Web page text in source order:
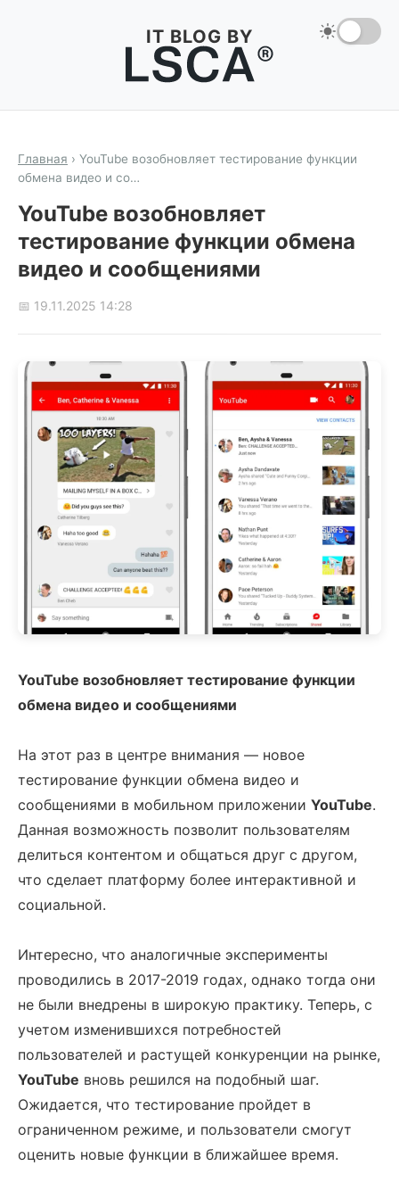
IT BLOG BY
Главная › YouTube возобновляет тестирование функции
обмена видео и со…
YouTube возобновляет
тестирование функции обмена
видео и сообщениями
📅 19.11.2025 14:28
YouTube возобновляет тестирование функции
обмена видео и сообщениями
На этот раз в центре внимания — новое
тестирование функции обмена видео и
сообщениями в мобильном приложении YouTube.
Данная возможность позволит пользователям
делиться контентом и общаться друг с другом,
что сделает платформу более интерактивной и
социальной.
Интересно, что аналогичные эксперименты
проводились в 2017-2019 годах, однако тогда они
не были внедрены в широкую практику. Теперь, с
учетом изменившихся потребностей
пользователей и растущей конкуренции на рынке,
YouTube вновь решился на подобный шаг.
Ожидается, что тестирование пройдет в
ограниченном режиме, и пользователи смогут
оценить новые функции в ближайшее время.